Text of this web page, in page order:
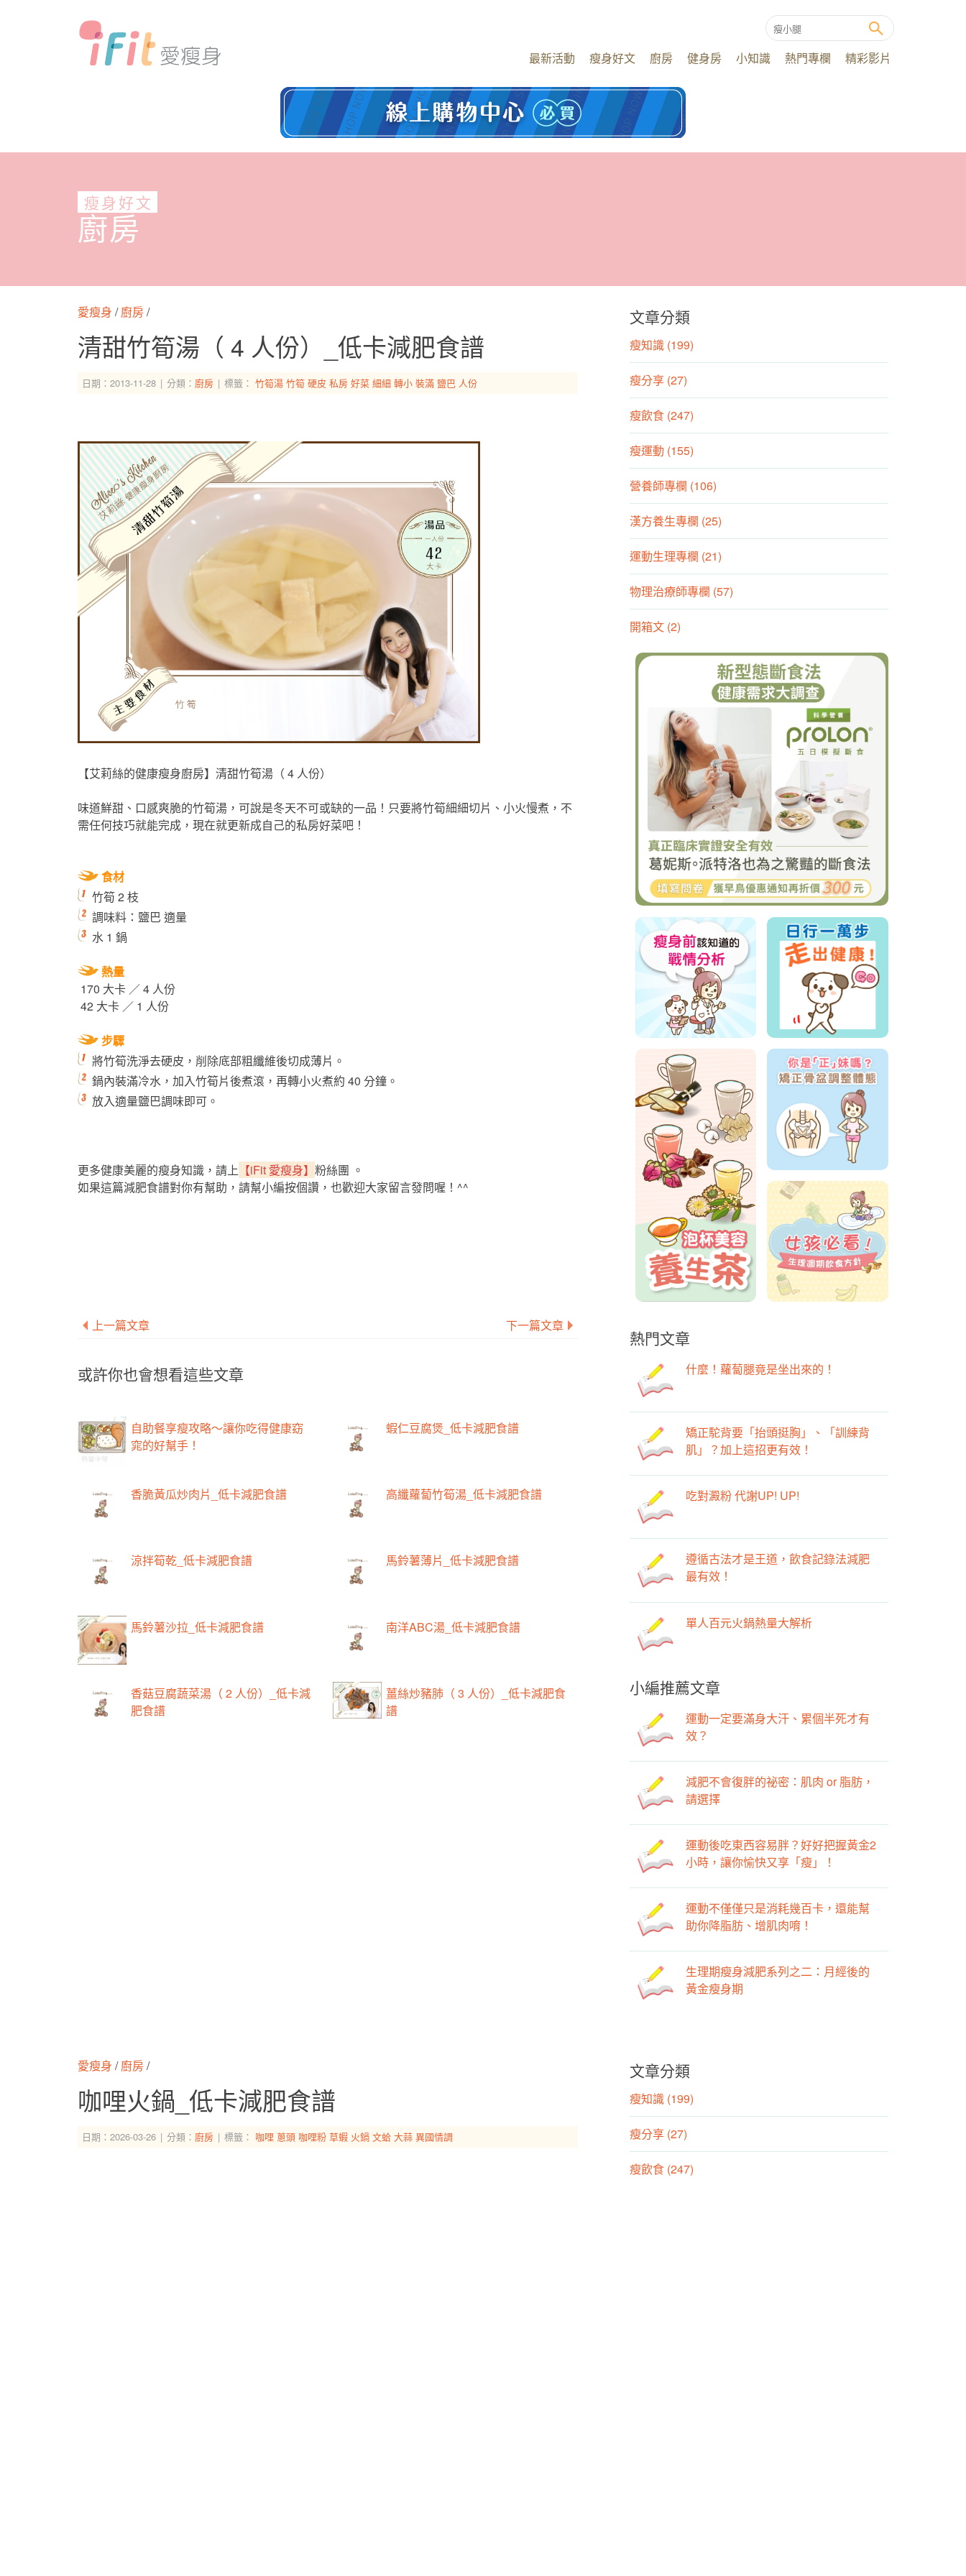
最新活動 瘦身好文 廚房 健身房 小知識 熱門專欄 精彩影片
瘦身好文
廚房
愛瘦身 /廚房/
清甜竹筍湯（ 4 人份）_低卡減肥食譜
日期：2013-11-28 分類： 廚房 標籤： 竹筍湯 竹筍 硬皮 私房 好菜 細細 轉小 裝滿 鹽巴 人份
【艾莉絲的健康瘦身廚房】清甜竹筍湯（ 4 人份）
味道鮮甜、口感爽脆的竹筍湯，可說是冬天不可或缺的一品！只要將竹筍細細切片、小火慢煮，不
需任何技巧就能完成，現在就更新成自己的私房好菜吧！
食材
竹筍 2 枝
調味料：鹽巴 適量
水 1 鍋
熱量
170 大卡 ／ 4 人份
42 大卡 ／ 1 人份
步驟
將竹筍洗淨去硬皮，削除底部粗纖維後切成薄片。
鍋內裝滿冷水，加入竹筍片後煮滾，再轉小火煮約 40 分鐘。
放入適量鹽巴調味即可。
更多健康美麗的瘦身知識，請上 【iFit 愛瘦身】 粉絲團 。
如果這篇減肥食譜對你有幫助，請幫小編按個讚，也歡迎大家留言發問喔！^^
上一篇文章 下一篇文章
或許你也會想看這些文章
自助餐享瘦攻略～讓你吃得健康窈
窕的好幫手！
蝦仁豆腐煲_低卡減肥食譜
香脆黃瓜炒肉片_低卡減肥食譜 高纖蘿蔔竹筍湯_低卡減肥食譜
涼拌筍乾_低卡減肥食譜 馬鈴薯薄片_低卡減肥食譜
馬鈴薯沙拉_低卡減肥食譜 南洋ABC湯_低卡減肥食譜
香菇豆腐蔬菜湯（ 2 人份）_低卡減
肥食譜
薑絲炒豬肺（ 3 人份）_低卡減肥食
譜
文章分類
瘦知識 (199)
瘦分享 (27)
瘦飲食 (247)
瘦運動 (155)
營養師專欄 (106)
漢方養生專欄 (25)
運動生理專欄 (21)
物理治療師專欄 (57)
開箱文 (2)
熱門文章
什麼！蘿蔔腿竟是坐出來的！
矯正駝背要「抬頭挺胸」、「訓練背
肌」？加上這招更有效！
吃對澱粉 代謝UP! UP!
遵循古法才是王道，飲食記錄法減肥
最有效！
單人百元火鍋熱量大解析
小編推薦文章
運動一定要滿身大汗、累個半死才有
效？
減肥不會復胖的祕密：肌肉 or 脂肪，
請選擇
運動後吃東西容易胖？好好把握黃金2
小時，讓你愉快又享「瘦」！
運動不僅僅只是消耗幾百卡，還能幫
助你降脂肪、增肌肉唷！
生理期瘦身減肥系列之二：月經後的
黃金瘦身期
愛瘦身 /廚房/
咖哩火鍋_低卡減肥食譜
日期：2026-03-26 分類： 廚房 標籤： 咖哩 蔥頭 咖哩粉 草蝦 火鍋 文蛤 大蒜 異國情調
文章分類
瘦知識 (199)
瘦分享 (27)
瘦飲食 (247)